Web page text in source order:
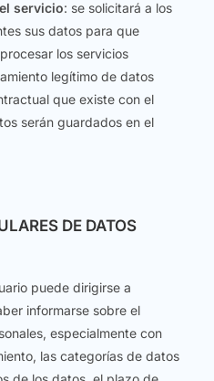
servicio: se solicitará a los
sus datos para que
los servicios
legítimo de datos
que existe con el
serán guardados en el
DE DATOS
puede dirigirse a
informarse sobre el
especialmente con
las categorías de datos